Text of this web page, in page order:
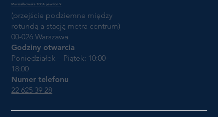
Marszałkowska 100A pawilon 9
(przejście podziemne między
rotundą a stacją metra centrum)
00-026 Warszawa
Godziny otwarcia
Poniedziałek – Piątek: 10:00 -
18:00
Numer telefonu
22 625 39 28